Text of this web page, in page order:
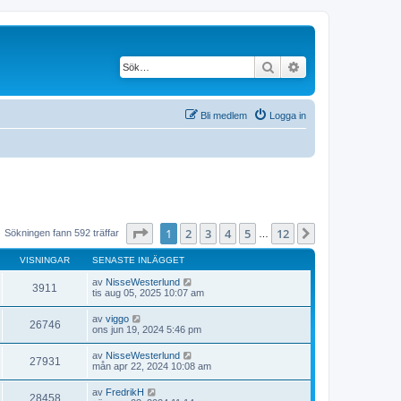
Sök
Logga in
Bli medlem
Sökningen fann 592 träffar Sida av 12
1 2 3 4 5 12
VISNINGAR SENASTE INLÄGGET
3911 av NisseWesterlund
tis aug 05, 2025 10:07 am
26746 av viggo
ons jun 19, 2024 5:46 pm
27931 av NisseWesterlund
mån apr 22, 2024 10:08 am
28458 av FredrikH